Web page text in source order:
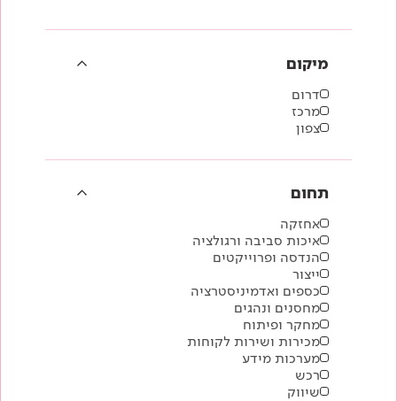
מיקום
דרום
מרכז
צפון
תחום
אחזקה
איכות סביבה ורגולציה
הנדסה ופרוייקטים
ייצור
כספים ואדמיניסטרציה
מחסנים ונהגים
מחקר ופיתוח
מכירות ושירות לקוחות
מערכות מידע
רכש
שיווק